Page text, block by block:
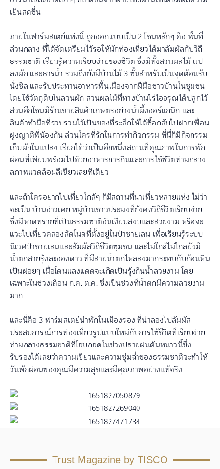
เย็นสดชื่น
ภายในฟาร์มสเตย์แห่งนี้ ถูกออกแบบเป็น 2 โซนหลักๆ คือ พื้นที่
ส่วนกลาง ที่ได้จัดเตรียมไว้รอให้นักท่องเที่ยวได้มาสัมผัสกับวิถี
ธรรมชาติ เรียนรู้ความเรียบง่ายของชีวิต ซึ่งมีทั้งสวนผลไม้ เเป
ลงผัก และธารน้ำ รวมถึงยังมีบ้านไม้ 3 ชั้นสำหรับเป็นจุดต้อนรับ
นั่งชิล และรับประทานอาหารพื้นเมืองจากฝีมือชาวบ้านในชุมชน
โดยใช้วัตถุดิบในสวนผัก สวนผลไม้ที่ทางบ้านไร่ไออรุณได้ปลูกไว้
ส่วนอีกโซนมีร้านขายสินค้าเกษตรอย่างน้ำผึ้งออร์แกนิก และ
สินค้าทำมือที่รวบรวมไว้เป็นของที่ระลึกให้ได้ซื้อกลับไปฝากเพื่อน
ฝูงญาติพี่น้องกัน ส่วนใครที่รักในการทำกิจกรรม ที่นี่ก็มีกิจกรรม
เก็บผักในแปลง เรียกได้ว่าเป็นอีกหนึ่งสถานที่คุณภาพในการพัก
ผ่อนที่เพียบพร้อมไปด้วยอาหารการกินและการใช้ชีวิตท่ามกลาง
สภาพแวดล้อมสีเขียวเลยทีเดียว
และถ้าใครอยากไปเที่ยวใกล้ๆ ก็มีสถานที่น่าเที่ยวหลายแห่ง ไม่ว่า
จะเป็น บ้านอ่าวเคย หมู่บ้านชาวประมงที่ยังคงวิถีชีวิตเรียบง่าย
ซึ่งมีหาดทรายที่เป็นธรรมชาติอันเงียบสงบและสวยงาม หรือจะ
แวะไปเที่ยวคลองลัดโนดที่ตั้งอยู่ในป่าชายเลน เพื่อเรียนรู้ระบบ
นิเวศป่าชายเลนและสัมผัสวิถีชีวิตชุมชน และไม่ใกล้ไม่ไกลยังมี
น้ำตกสายรุ้งละอองดาว ที่มีสายน้ำตกไหลลงมากระทบกับก้อนหิน
เป็นฝอยๆ เมื่อโดนแสงแดดจะเกิดเป็นรุ้งกินน้ำสวยงาม โดย
เฉพาะในช่วงเดือน ก.ค.-ต.ค. ซึ่งเป็นช่วงที่น้ำตกมีความสวยงาม
มาก
และนี่คือ 3 ฟาร์มสเตย์น่าพักในเมืองรอง ที่น่าลองไปสัมผัส
ประสบการณ์การท่องเที่ยวรูปแบบใหม่กับการใช้ชีวิตที่เรียบง่าย
ท่ามกลางธรรมชาติที่โอบกอดในช่วงปลายฝนต้นหนาวนี้ซึ่ง
รับรองได้เลยว่าความเขียวและความชุ่มฉ่ำของธรรมชาติจะทำให้
วันพักผ่อนของคุณมีความสุขและมีคุณภาพอย่างแท้จริง
Trust Magazine by TISCO